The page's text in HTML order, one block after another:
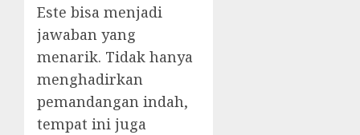
Este bisa menjadi
jawaban yang
menarik. Tidak hanya
menghadirkan
pemandangan indah,
tempat ini juga